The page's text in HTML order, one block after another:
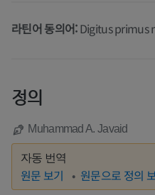
라틴어 동의어:Digitus primus
정의
Muhammad A. Javaid
자동 번역
원문 보기 원문으로 정의